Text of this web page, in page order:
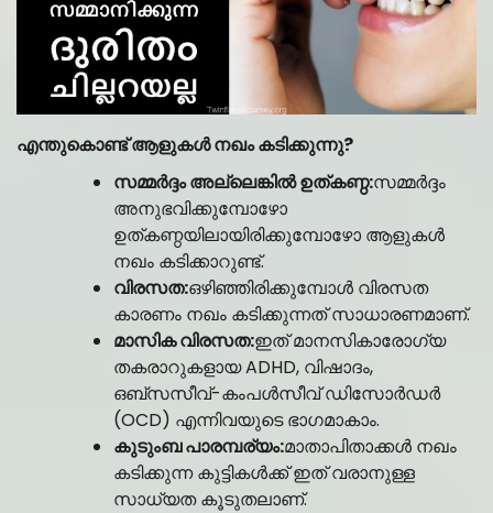
എന്തുകൊണ്ട് ആളുകൾ നഖം കടിക്കുന്നു?
സമ്മർദ്ദം അല്ലെങ്കിൽ ഉത്കണ്ഠ:സമ്മർദ്ദം
അനുഭവിക്കുമ്പോഴോ
ഉത്കണ്ഠയിലായിരിക്കുമ്പോഴോ ആളുകൾ
നഖം കടിക്കാറുണ്ട്.
വിരസത:ഒഴിഞ്ഞിരിക്കുമ്പോൾ വിരസത
കാരണം നഖം കടിക്കുന്നത് സാധാരണമാണ്.
മാസിക വിരസത:ഇത് മാനസികാരോഗ്യ
തകരാറുകളായ ADHD, വിഷാദം,
ഒബ്സസീവ്-കംപൾസീവ് ഡിസോർഡർ
(OCD) എന്നിവയുടെ ഭാഗമാകാം.
കുടുംബ പാരമ്പര്യം:മാതാപിതാക്കൾ നഖം
കടിക്കുന്ന കുട്ടികൾക്ക് ഇത് വരാനുള്ള
സാധ്യത കൂടുതലാണ്.